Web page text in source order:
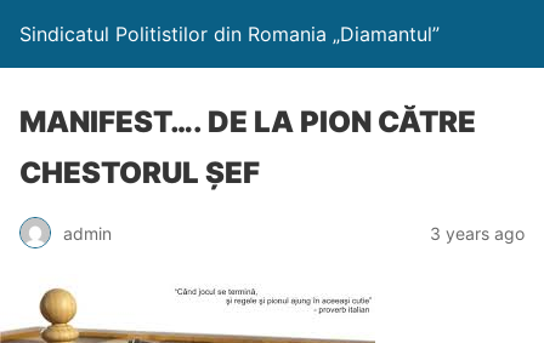
Sindicatul Politistilor din Romania „Diamantul”
MANIFEST…. DE LA PION CĂTRE
CHESTORUL ȘEF
admin 3 years ago